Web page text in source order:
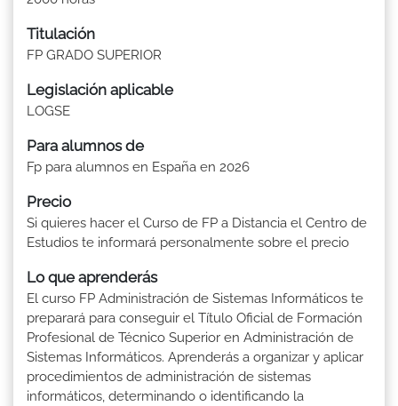
Titulación
FP GRADO SUPERIOR
Legislación aplicable
LOGSE
Para alumnos de
Fp para alumnos en España en 2026
Precio
Si quieres hacer el Curso de FP a Distancia el Centro de
Estudios te informará personalmente sobre el precio
Lo que aprenderás
El curso FP Administración de Sistemas Informáticos te
preparará para conseguir el Título Oficial de Formación
Profesional de Técnico Superior en Administración de
Sistemas Informáticos. Aprenderás a organizar y aplicar
procedimientos de administración de sistemas
informáticos, determinando o identificando la